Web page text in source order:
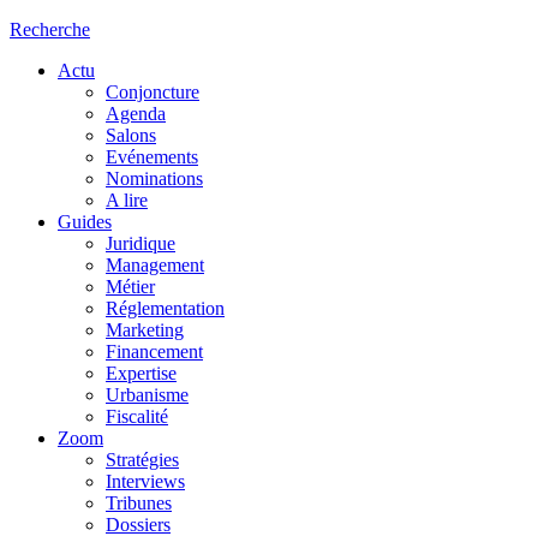
Recherche
Actu
Conjoncture
Agenda
Salons
Evénements
Nominations
A lire
Guides
Juridique
Management
Métier
Réglementation
Marketing
Financement
Expertise
Urbanisme
Fiscalité
Zoom
Stratégies
Interviews
Tribunes
Dossiers